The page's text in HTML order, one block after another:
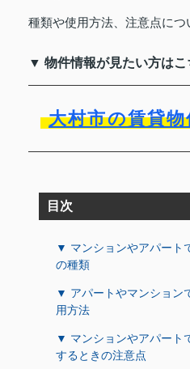
種類や使用方法、注意点につ
▼ 物件情報が見たい方は
大村市の賃貸
目次
▼ マンションやアパート
の種類
▼ アパートやマンション
用方法
▼ マンションやアパート
するときの注意点